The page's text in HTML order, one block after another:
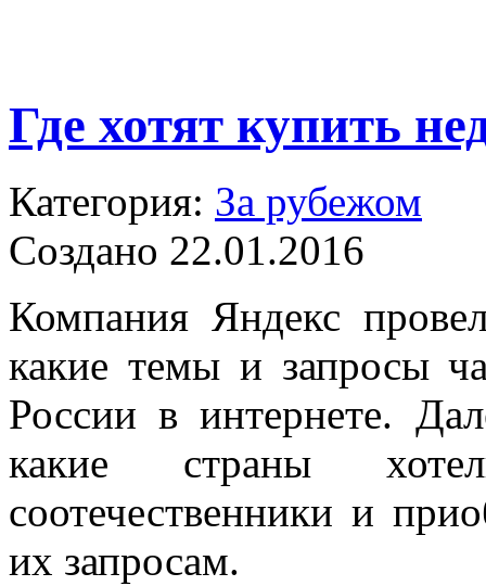
Где хотят купить
Категория: За рубежом
Создано 22.01.2016
Компания Яндекс
какие темы и запросы
России в интернете.
какие страны
соотечественники и
их запросам.